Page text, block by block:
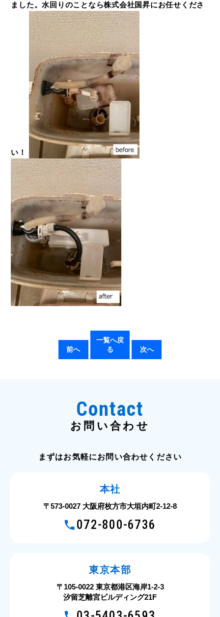
ました。水回りのことなら株式会社国昇にお任せくださ
い！
前へ
一覧へ戻
る
次へ
Contact
お問い合わせ
まずはお気軽にお問い合わせください
本社
〒573-0027 大阪府枚方市大垣内町2-12-8
072-800-6736
東京本部
〒105-0022 東京都港区海岸1-2-3
汐留芝離宮ビルディング21F